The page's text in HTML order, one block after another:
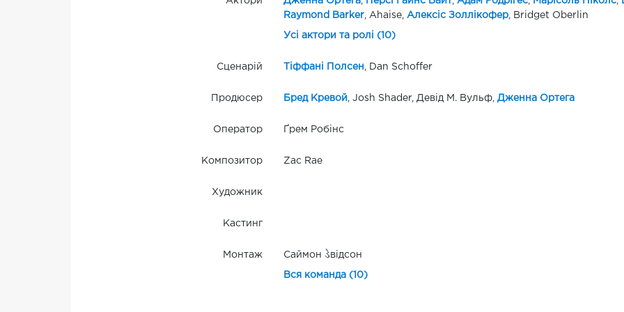
Raymond Barker, Ahaise, Алексіс Золлікофер, Bridget Oberlin
Усі актори та ролі (10)
Сценарій Тіффані Полсен , Dan Schoffer
Продюсер Бред Кревой , Josh Shader, Девід М. Вульф, Дженна Ортега
Оператор Ґрем Робінс
Композитор Zac Rae
Художник
Кастинг
Монтаж Саймон ડેвідсон
Вся команда (10)